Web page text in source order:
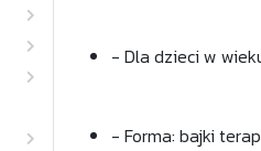
- Dla dzieci w
- Forma: bajki